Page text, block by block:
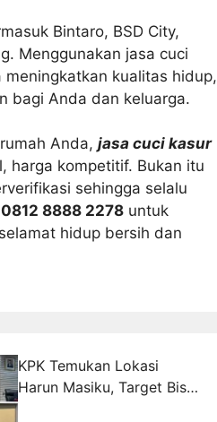
Bintaro, BSD City,
Menggunakan jasa cuci
kualitas hidup,
bagi Anda dan keluarga.
Anda, jasa cuci kasur
harga kompetitif. Bukan itu
sehingga selalu
0812 8888 2278 untuk
hidup bersih dan
KPK Temukan Lokasi
Harun Masiku, Target Bisa